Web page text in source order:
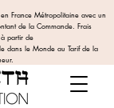
France Métropolitaine avec un
de la Commande. Frais
à partir de
dans le Monde au Tarif de la